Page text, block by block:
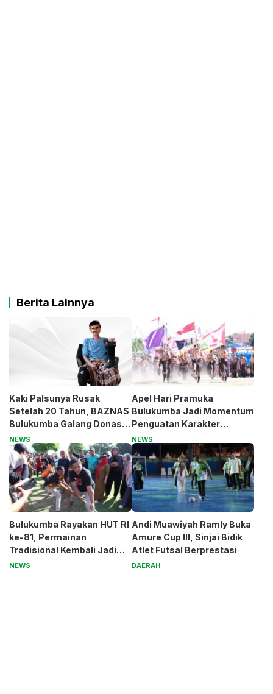
Berita Lainnya
Kaki Palsunya Rusak
Setelah 20 Tahun, BAZNAS
Bulukumba Galang Donasi
untuk Pak Pardi
NEWS
Apel Hari Pramuka
Bulukumba Jadi Momentum
Penguatan Karakter
Generasi Muda
NEWS
Bulukumba Rayakan HUT RI
ke-81, Permainan
Tradisional Kembali Jadi
Magnet
NEWS
Andi Muawiyah Ramly Buka
Amure Cup III, Sinjai Bidik
Atlet Futsal Berprestasi
DAERAH